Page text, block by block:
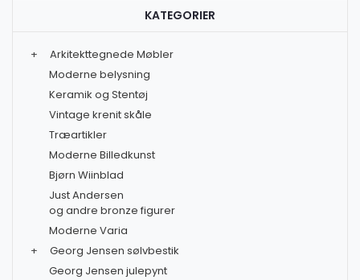
KATEGORIER
+
Arkitekttegnede Møbler
Moderne belysning
Keramik og Stentøj
Vintage krenit skåle
Træartikler
Moderne Billedkunst
Bjørn Wiinblad
Just Andersen
og andre bronze figurer
Moderne Varia
+
Georg Jensen sølvbestik
Georg Jensen julepynt